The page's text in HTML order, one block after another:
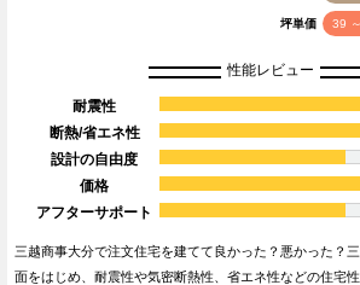
坪単価 39
性能レビュー
耐震性
断熱/省エネ性
設計の自由度
価格
アフターサポート
三越商事大分で注文住宅を建てて良かった？悪かった？
面をはじめ、耐震性や気密断熱性、省エネ性などの住宅